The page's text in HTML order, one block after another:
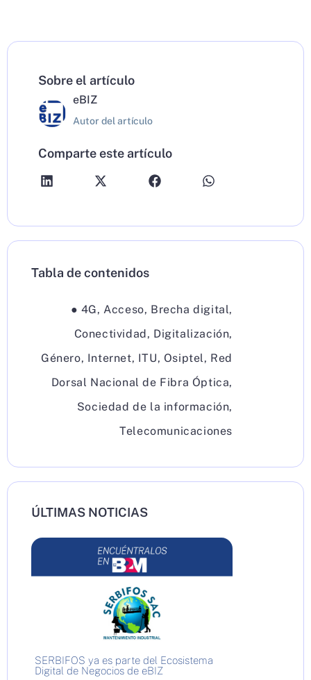
Sobre el artículo
eBIZ
Autor del artículo
Comparte este artículo
Tabla de contenidos
● 4G,Acceso, Brecha digital,
Conectividad, Digitalización,
Género, Internet, ITU, Osiptel, Red
Dorsal Nacional de Fibra Óptica,
Sociedad de la información,
Telecomunicaciones
ÚLTIMAS NOTICIAS
SERBIFOS ya es parte del Ecosistema
Digital de Negocios de eBIZ